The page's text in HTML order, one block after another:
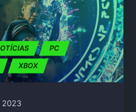
PC
XBOX
2023